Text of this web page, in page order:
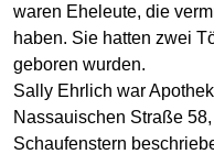
waren Eheleute, die
haben. Sie hatten zwei
geboren wurden.
Sally Ehrlich war
Nassauischen Straße
Schaufenstern